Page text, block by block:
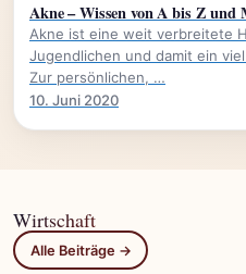
Akne – Wissen von A bis Z
Akne ist eine weit verbreitete
Jugendlichen und damit ein
Zur persönlichen, …
10. Juni 2020
Wirtschaft
Alle Beiträge →